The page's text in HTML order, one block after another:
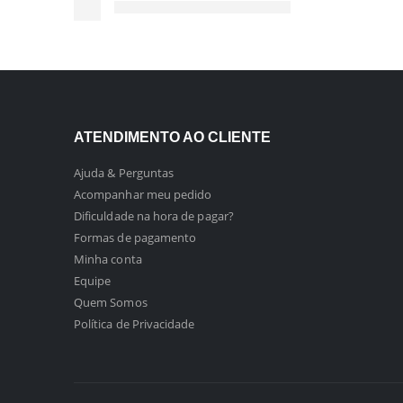
ATENDIMENTO AO CLIENTE
Ajuda & Perguntas
Acompanhar meu pedido
Dificuldade na hora de pagar?
Formas de pagamento
Minha conta
Equipe
Quem Somos
Política de Privacidade